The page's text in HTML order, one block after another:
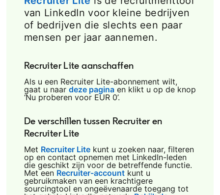
van LinkedIn voor kleine bedrijven
of bedrijven die slechts een paar
mensen per jaar aannemen.
Recruiter Lite aanschaffen
Als u een Recruiter Lite-abonnement wilt,
gaat u naar deze paginaen klikt u op de knop
‘Nu proberen voor EUR 0’.
De verschillen tussen Recruiter en
Recruiter Lite
Met Recruiter Litekunt u zoeken naar, filteren
op en contact opnemen met LinkedIn-leden
die geschikt zijn voor de betreffende functie.
Met een Recruiter-accountkunt u
gebruikmaken van een krachtigere
sourcingtool en ongeëvenaarde toegang tot